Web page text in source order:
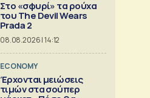
Στο «σφυρί» τα ρούχα
του The Devil Wears
Prada 2
08.08.2026 | 14:12
ECONOMY
Έρχονται μειώσεις
τιμών στα σούπερ